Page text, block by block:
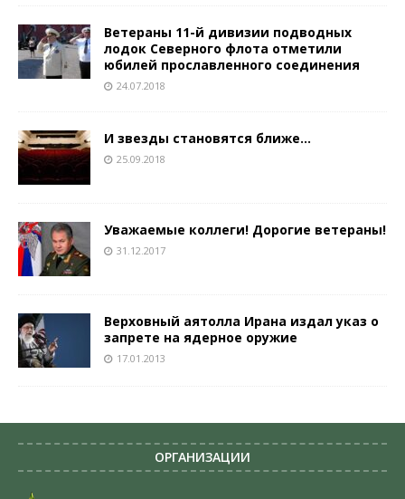
Ветераны 11-й дивизии подводных
лодок Северного флота отметили
юбилей прославленного соединения
24.07.2018
И звезды становятся ближе…
25.09.2018
Уважаемые коллеги! Дорогие ветераны!
31.12.2017
Верховный аятоллa Ирана издал указ о
запрете на ядерное оружие
17.01.2013
ОРГАНИЗАЦИИ